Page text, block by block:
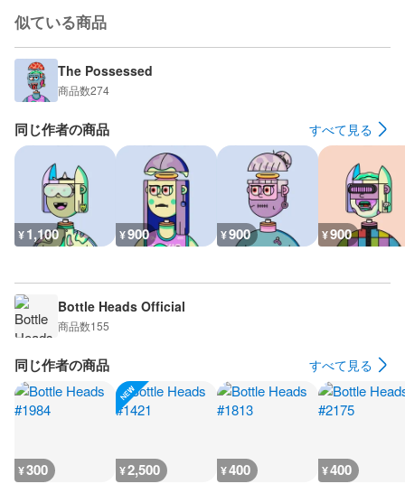
似ている商品
The Possessed
商品数274
同じ作者の商品 すべて見る
¥1,100 ¥900 ¥900 ¥900
Bottle Heads Official
商品数155
同じ作者の商品 すべて見る
¥300 ¥2,500 ¥400 ¥400